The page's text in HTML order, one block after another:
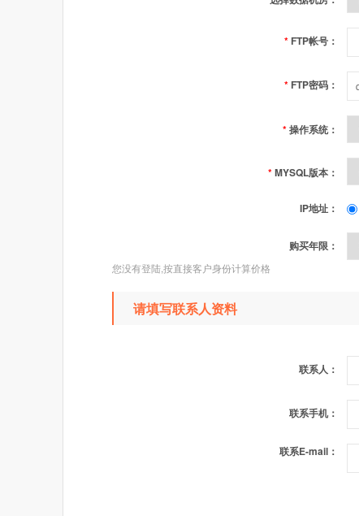
* FTP帐号：
* FTP密码：
*操作系统：
*MYSQL版本：
IP地址：
购买年限：
您没有登陆,按直接客户身份计算价格
请填写联系人资料
联系人：
联系手机：
联系E-mail：